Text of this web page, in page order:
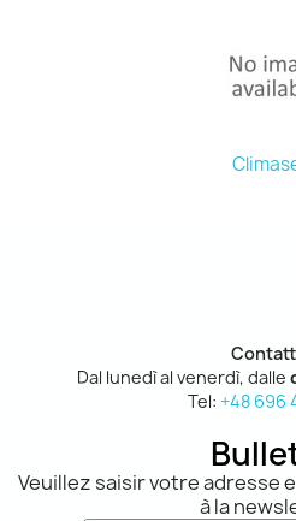
Dal lunedì al venerdì, dalle
Tel: +48 696
Veuillez saisir votre adresse
à la